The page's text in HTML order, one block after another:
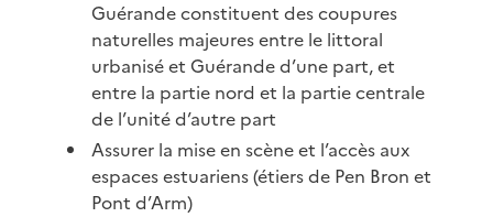
Guérande constituent des coupures
naturelles majeures entre le littoral
urbanisé et Guérande d’une part, et
entre la partie nord et la partie centrale
de l’unité d’autre part
Assurer la mise en scène et l’accès aux
espaces estuariens (étiers de Pen Bron et
Pont d’Arm)